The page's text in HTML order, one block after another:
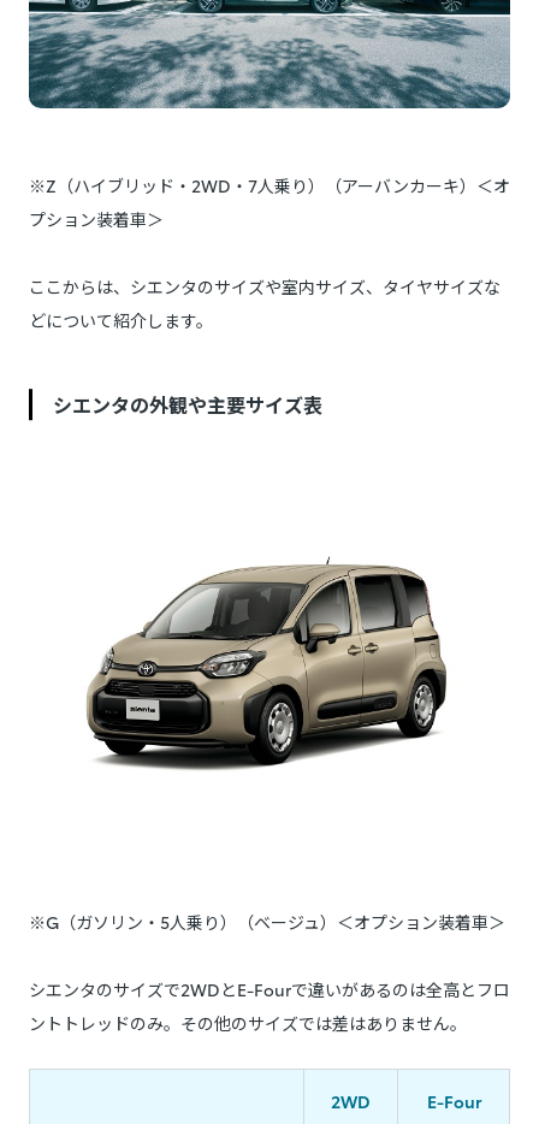
※Z（ハイブリッド・2WD・7人乗り）（アーバンカーキ）＜オ
プション装着車＞
ここからは、シエンタのサイズや室内サイズ、タイヤサイズな
どについて紹介します。
シエンタの外観や主要サイズ表
※G（ガソリン・5人乗り）（ベージュ）＜オプション装着車＞
シエンタのサイズで2WDとE-Fourで違いがあるのは全高とフロ
ントトレッドのみ。その他のサイズでは差はありません。
2WD E-Four